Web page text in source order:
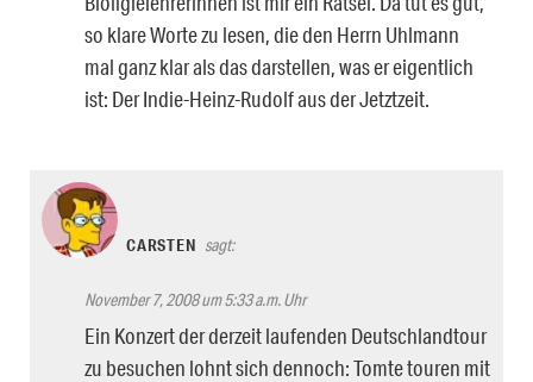
so klare Worte zu lesen, die den Herrn Uhlmann
mal ganz klar als das darstellen, was er eigentlich
ist: Der Indie-Heinz-Rudolf aus der Jetztzeit.
CARSTEN sagt:
November 7, 2008 um 5:33 a.m. Uhr
Ein Konzert der derzeit laufenden Deutschlandtour
zu besuchen lohnt sich dennoch: Tomte touren mit